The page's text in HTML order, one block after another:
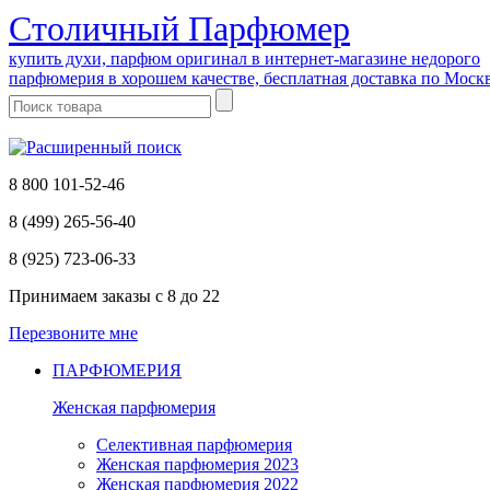
Cтоличный Парфюмер
купить духи, парфюм оригинал в интернет-магазине недорого
парфюмерия в хорошем качестве, бесплатная доставка по
8 800 101-52-46
8 (499) 265-56-40
8 (925) 723-06-33
Принимаем заказы с 8 до 22
Перезвоните мне
ПАРФЮМЕРИЯ
Женская парфюмерия
Селективная парфюмерия
Женская парфюмерия 2023
Женская парфюмерия 2022